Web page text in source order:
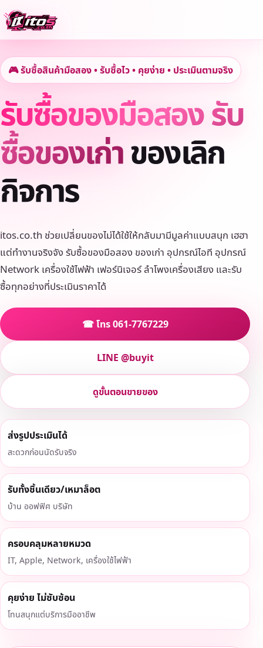
🎮 รับซื้อสินค้ามือสอง • รับซื้อไว • คุยง่าย • ประเมินตามจริง
รับซื้อของมือสอง รับ
ซื้อของเก่าของเลิก
กิจการ
itos.co.th ช่วยเปลี่ยนของไม่ได้ใช้ให้กลับมามีมูลค่าแบบสนุก เฮฮา
แต่ทำงานจริงจัง รับซื้อของมือสอง ของเก่า อุปกรณ์ไอที อุปกรณ์
Network เครื่องใช้ไฟฟ้า เฟอร์นิเจอร์ ลำโพงเครื่องเสียง และรับ
ซื้อทุกอย่างที่ประเมินราคาได้
☎ โทร 061-7767229
LINE @buyit
ดูขั้นตอนขายของ
ส่งรูปประเมินได้
สะดวกก่อนนัดรับจริง
รับทั้งชิ้นเดียว/เหมาล็อต
บ้าน ออฟฟิศ บริษัท
ครอบคลุมหลายหมวด
IT, Apple, Network, เครื่องใช้ไฟฟ้า
คุยง่าย ไม่ซับซ้อน
โทนสนุกแต่บริการมืออาชีพ